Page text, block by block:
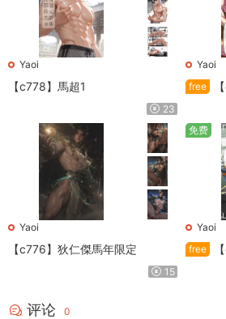
Yaoi
【c778】馬超1
23
Yaoi
free
Yaoi
【c776】狄仁傑馬年限定
15
Yaoi
free
免费
评论 0